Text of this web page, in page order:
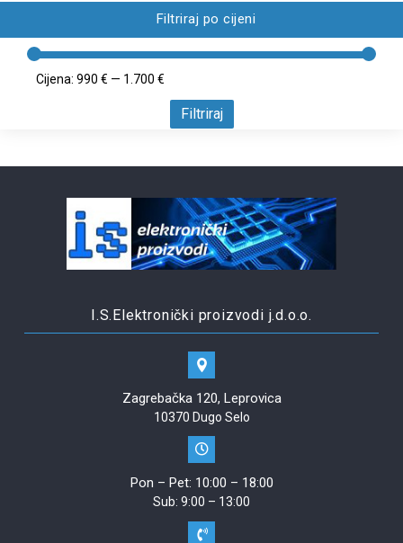
Filtriraj po cijeni
Filtriraj
Cijena: 990 € — 1.700 €
I.S.Elektronički proizvodi j.d.o.o.
Zagrebačka 120, Leprovica
10370 Dugo Selo
Pon – Pet: 10:00 – 18:00
Sub: 9:00 – 13:00